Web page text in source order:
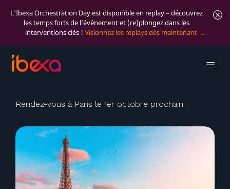
L'Ibexa Orchestration Day est disponible en replay – découvrez
les temps forts de l’événement et (re)plongez dans les
interventions clés ! Visionnez les replays dès maintenant
Évènement Partenaire
Ibexa France
Rendez-vous à Paris le 1er octobre prochain